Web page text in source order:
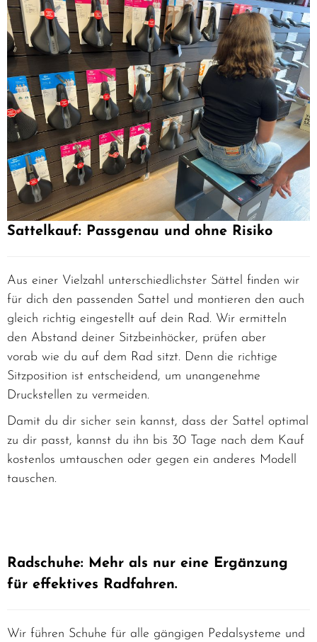
Sattelkauf: Passgenau und ohne Risiko
Aus einer Vielzahl unterschiedlichster Sättel finden wir
für dich den passenden Sattel und montieren den auch
gleich richtig eingestellt auf dein Rad. Wir ermitteln
den Abstand deiner Sitzbeinhöcker, prüfen aber
vorab wie du auf dem Rad sitzt. Denn die richtige
Sitzposition ist entscheidend, um unangenehme
Druckstellen zu vermeiden.
Damit du dir sicher sein kannst, dass der Sattel optimal
zu dir passt, kannst du ihn bis 30 Tage nach dem Kauf
kostenlos umtauschen oder gegen ein anderes Modell
tauschen.
Radschuhe: Mehr als nur eine Ergänzung
für effektives Radfahren.
Wir führen Schuhe für alle gängigen Pedalsysteme und